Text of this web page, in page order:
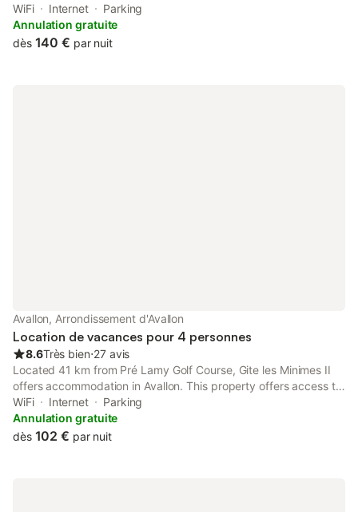
and 44 km from Pré Lamy Golf Course. This pet-friendly holiday
home also has free WiFi.
WiFi Internet
Parking
Annulation gratuite
dès 140 € par nuit
Avallon, Arrondissement d'Avallon
Location de vacances pour 4 personnes
8.6Très bien⋅27 avis
Located 41 km from Pré Lamy Golf Course, Gite les Minimes II
offers accommodation in Avallon. This property offers access to
a terrace, free private parking and free WiFi. The property is
non-smoking and is set 17 km from Vézelay Basilica.
WiFi Internet
Parking
Annulation gratuite
dès 102 € par nuit